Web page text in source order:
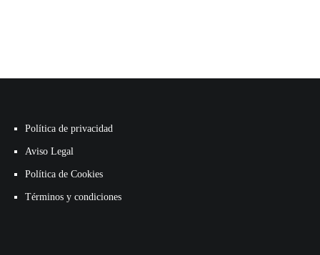
Política de privacidad
Aviso Legal
Política de Cookies
Términos y condiciones